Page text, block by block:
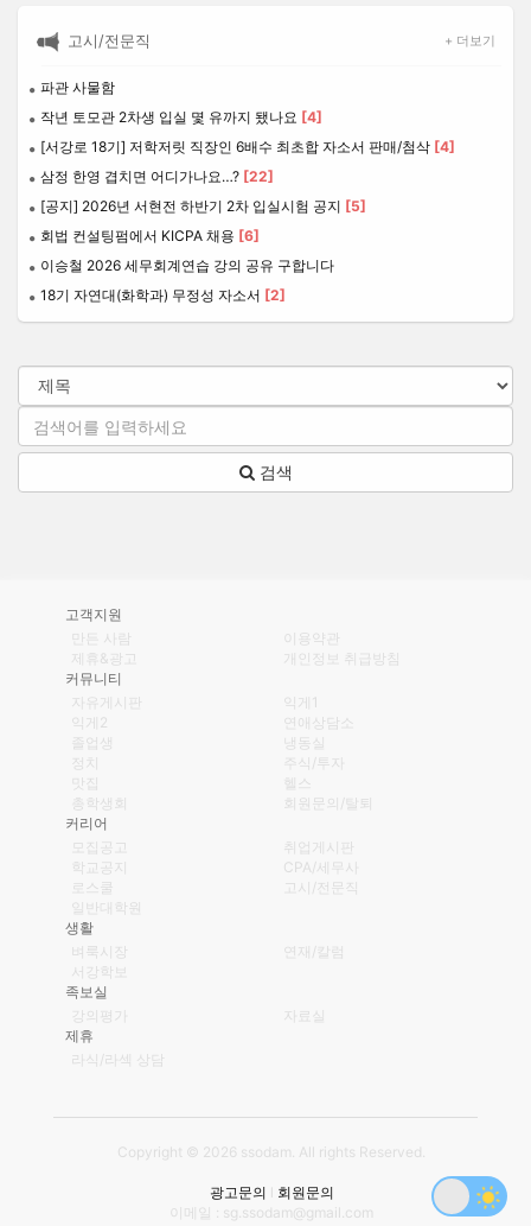
고시/전문직 + 더보기
파관 사물함
작년 토모관 2차생 입실 몇 유까지 됐나요 [4]
[서강로 18기] 저학저릿 직장인 6배수 최초합 자소서 판매/첨삭 [4]
삼정 한영 겹치면 어디가나요…? [22]
[공지] 2026년 서현전 하반기 2차 입실시험 공지 [5]
회법 컨설팅펌에서 KICPA 채용 [6]
이승철 2026 세무회계연습 강의 공유 구합니다
18기 자연대(화학과) 무정성 자소서 [2]
검색
고객지원
만든 사람
이용약관
제휴&광고
개인정보 취급방침
커뮤니티
자유게시판
익게1
익게2
연애상담소
졸업생
냉동실
정치
주식/투자
맛집
헬스
총학생회
회원문의/탈퇴
커리어
모집공고
취업게시판
학교공지
CPA/세무사
로스쿨
고시/전문직
일반대학원
생활
벼룩시장
연재/칼럼
서강학보
족보실
강의평가
자료실
제휴
라식/라섹 상담
Copyright © 2026 ssodam. All rights Reserved.
광고문의 l 회원문의
이메일 : sg.ssodam@gmail.com